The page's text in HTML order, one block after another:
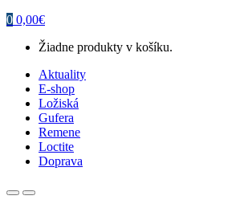
0 0,00€
Žiadne produkty v košíku.
Aktuality
E-shop
Ložiská
Gufera
Remene
Loctite
Doprava